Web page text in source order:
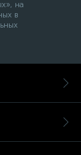
на
в